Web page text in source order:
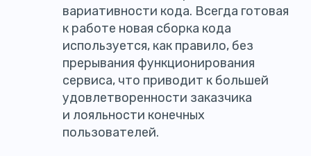
вариативности кода. Всегда готовая
к работе новая сборка кода
используется, как правило, без
прерывания функционирования
сервиса, что приводит к большей
удовлетворенности заказчика
и лояльности конечных
пользователей.